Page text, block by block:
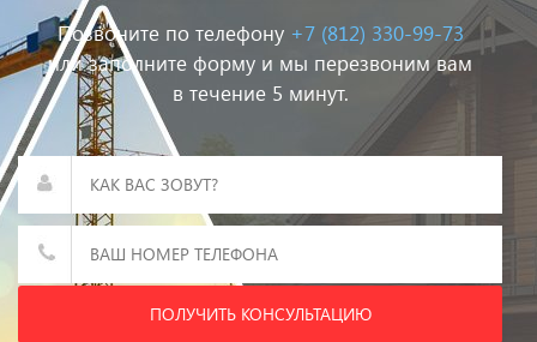
Дом из дюрисола
?
Позвоните по телефону +7 (812) 330-99-73
или заполните форму и мы перезвоним вам
в течение 5 минут.
ПОЛУЧИТЬ КОНСУЛЬТАЦИЮ